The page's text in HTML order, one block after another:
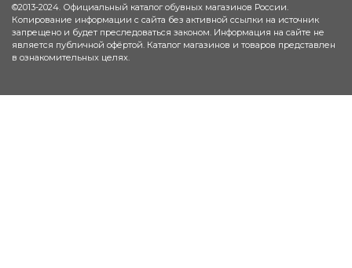
©2013-2024. Официальный каталог обувных магазинов России.
Копирование информации с сайта без активной ссылки на источник
запрещено и будет преследоваться законом. Информация на сайте не
является публичной офёртой. Каталог магазинов и товаров представлен
в ознакомительных целях.